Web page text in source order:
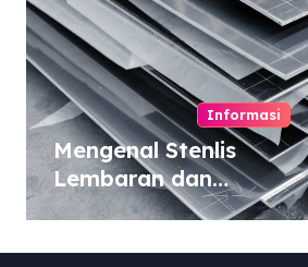
Informasi
Mengenal Stenlis
Lembaran dan
Komposisinya